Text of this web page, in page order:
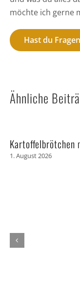
möchte ich gerne
Hast du
Ähnliche
Kartoffelbrötchen
1. August 2026